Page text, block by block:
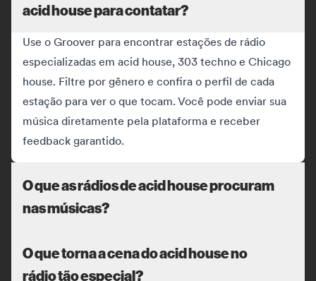
acid house para contatar?
Use o Groover para encontrar estações de rádio
especializadas em acid house, 303 techno e Chicago
house. Filtre por gênero e confira o perfil de cada
estação para ver o que tocam. Você pode enviar sua
música diretamente pela plataforma e receber
feedback garantido.
O que as rádios de acid house procuram
nas músicas?
O que torna a cena do acid house no
rádio tão especial?